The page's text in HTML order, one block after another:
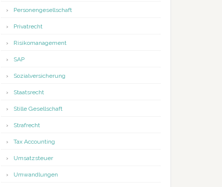
Personengesellschaft
Privatrecht
Risikomanagement
SAP
Sozialversicherung
Staatsrecht
Stille Gesellschaft
Strafrecht
Tax Accounting
Umsatzsteuer
Umwandlungen